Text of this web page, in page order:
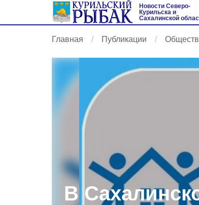
Новости Северо-
Курильска и
Сахалинской
Главная Публикации
В